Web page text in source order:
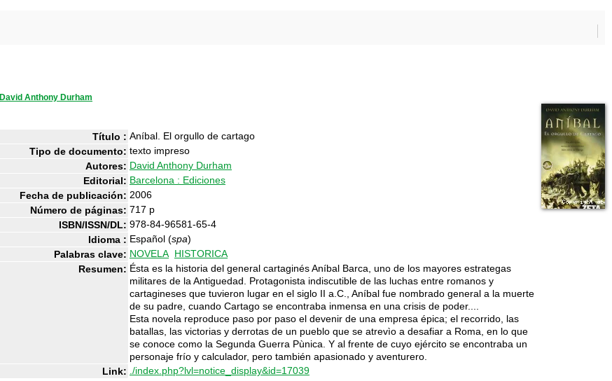
David Anthony Durham
Título : Aníbal. El orgullo de cartago
Tipo de documento: texto impreso
Autores: David Anthony Durham
Editorial: Barcelona : Ediciones
Fecha de publicación: 2006
Número de páginas: 717 p
ISBN/ISSN/DL: 978-84-96581-65-4
Idioma : Español (spa)
Palabras clave: NOVELA HISTORICA
Resumen: Ésta es la historia del general cartaginés Aníbal Barca, uno de los mayores estrategas
militares de la Antiguedad. Protagonista indiscutible de las luchas entre romanos y
cartagineses que tuvieron lugar en el siglo II a.C., Aníbal fue nombrado general a la muerte
de su padre, cuando Cartago se encontraba inmensa en una crisis de poder....
Esta novela reproduce paso por paso el devenir de una empresa épica; el recorrido, las
batallas, las victorias y derrotas de un pueblo que se atrevìo a desafiar a Roma, en lo que
se conoce como la Segunda Guerra Pùnica. Y al frente de cuyo ejército se encontraba un
personaje frío y calculador, pero también apasionado y aventurero.
Link: ./index.php?lvl=notice_display&id=17039